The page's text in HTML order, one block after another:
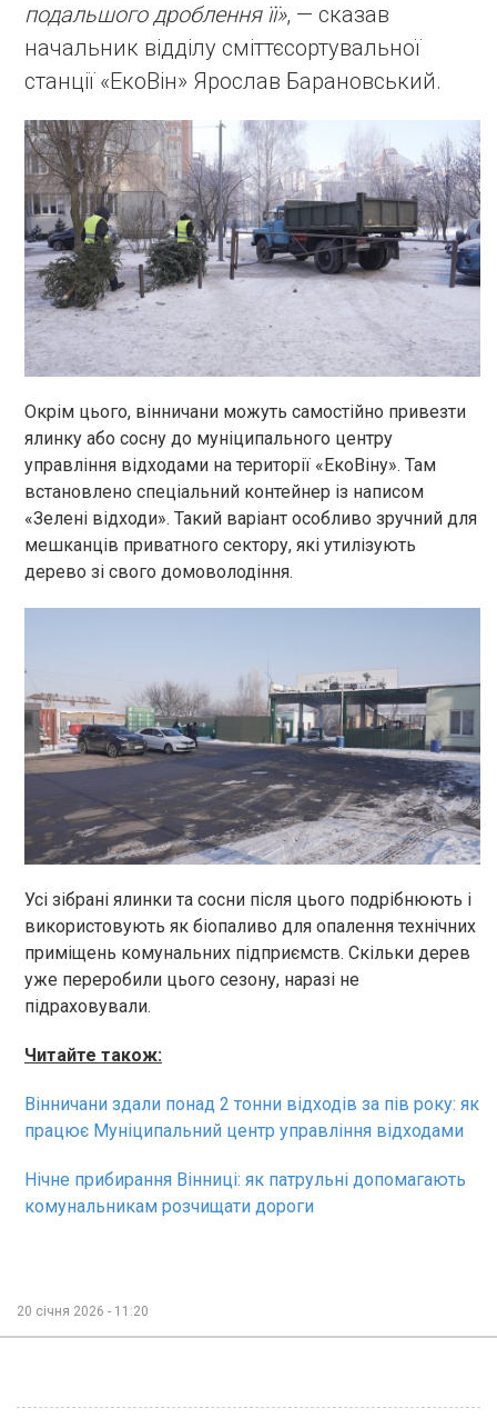
подальшого дроблення її», — сказав
начальник відділу сміттєсортувальної
станції «ЕкоВін» Ярослав Барановський.
Окрім цього, вінничани можуть самостійно привезти
ялинку або сосну до муніципального центру
управління відходами на території «ЕкоВіну». Там
встановлено спеціальний контейнер із написом
«Зелені відходи». Такий варіант особливо зручний для
мешканців приватного сектору, які утилізують
дерево зі свого домоволодіння.
Усі зібрані ялинки та сосни після цього подрібнюють і
використовують як біопаливо для опалення технічних
приміщень комунальних підприємств. Скільки дерев
уже переробили цього сезону, наразі не
підраховували.
Читайте також:
Вінничани здали понад 2 тонни відходів за пів року: як
працює Муніципальний центр управління відходами
Нічне прибирання Вінниці: як патрульні допомагають
комунальникам розчищати дороги
20 січня 2026 - 11:20